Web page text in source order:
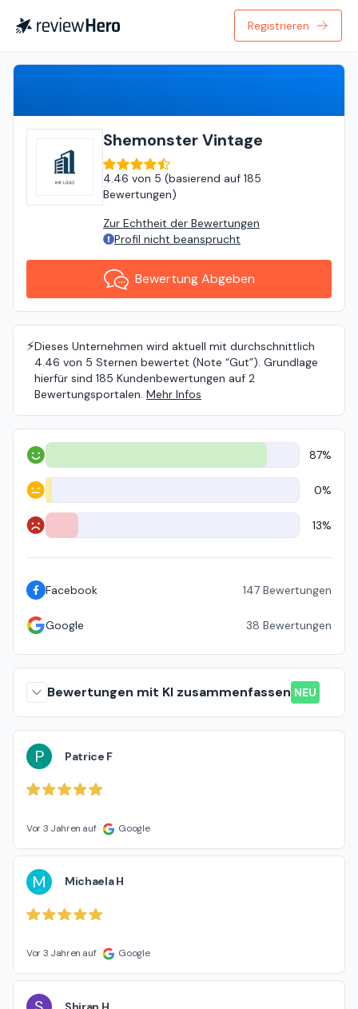
Registrieren
Shemonster Vintage
4.46 von 5 (basierend auf 185
Bewertungen)
Zur Echtheit der Bewertungen
Profil nicht beansprucht
Bewertung Abgeben
⚡️Dieses Unternehmen wird aktuell mit durchschnittlich
4.46 von 5 Sternen bewertet (Note “Gut”). Grundlage
hierfür sind 185 Kundenbewertungen auf 2
Bewertungsportalen. Mehr Infos
Positiv 87%
Neutral 0%
Negativ 13%
Facebook 147 Bewertungen
Google 38 Bewertungen
Bewertungen mit KI zusammenfassen NEU
P Patrice F
Vor 3 Jahren auf Google
M Michaela H
Vor 3 Jahren auf Google